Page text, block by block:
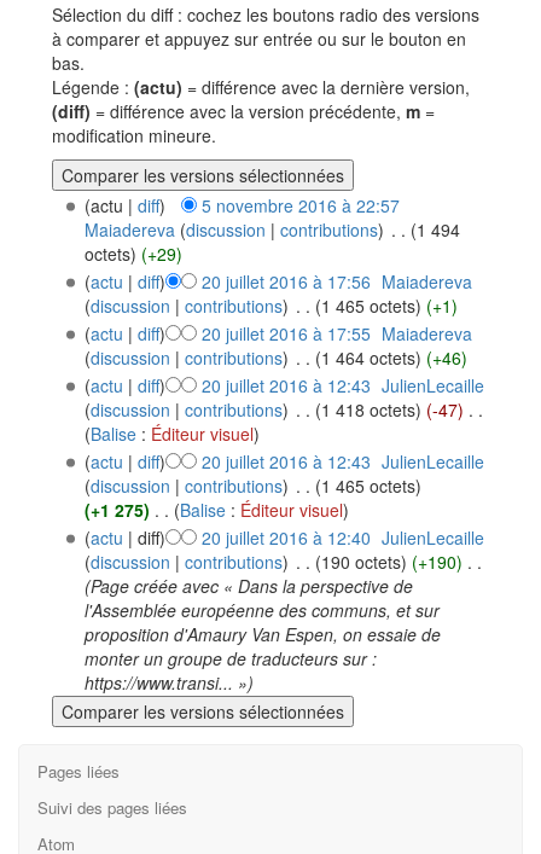
Sélection du diff : cochez les boutons radio des versions
à comparer et appuyez sur entrée ou sur le bouton en
bas.
Légende : (actu) = différence avec la dernière version,
(diff) = différence avec la version précédente, m =
modification mineure.
(actu | diff)
5 novembre 2016 à 22:57
Maiadereva (discussion | contributions) . . (1 494
octets) (+29)
(actu | diff) 20 juillet 2016 à 17:56 Maiadereva
(discussion | contributions) . . (1 465 octets) (+1)
(actu | diff) 20 juillet 2016 à 17:55‎ Maiadereva
(discussion | contributions) . . (1 464 octets) (+46)
(actu | diff) 20 juillet 2016 à 12:43 JulienLecaille
(discussion | contributions) . . (1 418 octets) (-47) . .
(Balise: Éditeur visuel)
(actu | diff) 20 juillet 2016 à 12:43 JulienLecaille
(discussion | contributions) . . (1 465 octets)
(+1 275) . . (Balise: Éditeur visuel)
(actu | diff) 20 juillet 2016 à 12:40 JulienLecaille
(discussion | contributions) . . (190 octets) (+190) . .
(Page créée avec « Dans la perspective de
l'Assemblée européenne des communs, et sur
proposition d'Amaury Van Espen, on essaie de
monter un groupe de traducteurs sur :
https://www.transi... »)
Pages liées
Suivi des pages liées
Atom